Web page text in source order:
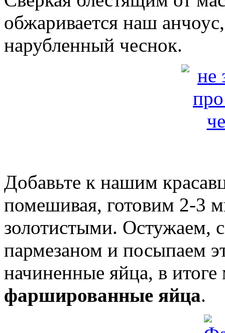
обжаривается наш
нарубленный чеснок.
Добавьте к нашим
помешивая, готовим 2-3
золотистыми. Остужаем,
пармезаном и посыпаем
начиненные яйца, в
фаршированные яйца.